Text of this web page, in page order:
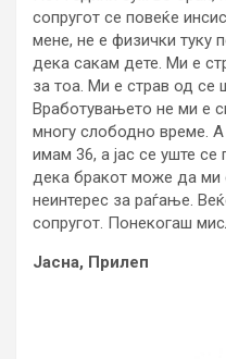
сопругот се повеќе
мене, не е физички туку
дека сакам дете. Ми е
за тоа. Ми е страв од се
Вработувањето не ми е
многу слободно време. А
имам 36, а јас се уште
дека бракот може да ми
неинтерес за раѓање.
сопругот. Понекогаш
Јасна, Прилеп